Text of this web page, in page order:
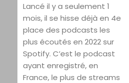
Lancé il y a seulement 1
mois, il se hisse déjà en 4e
place des podcasts les
plus écoutés en 2022 sur
Spotify. C’est le podcast
ayant enregistré, en
France, le plus de streams